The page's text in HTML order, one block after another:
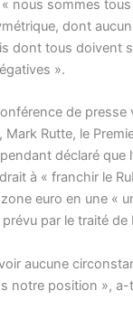
nous sommes
dont aucun
dont tous doivent
».
de presse
Rutte, le
déclaré que
à « franchir le
euro en une «
prévu par le traité
aucune
notre position », a-